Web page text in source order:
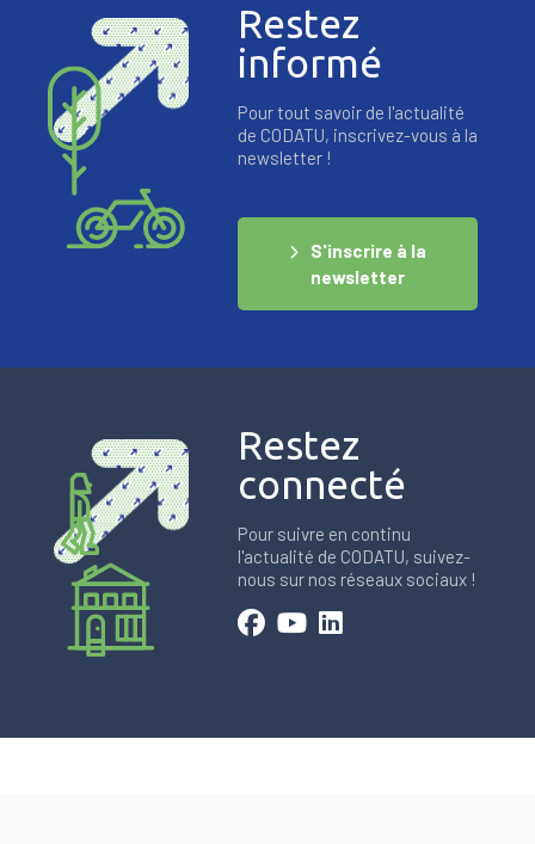
Restez
informé
Pour tout savoir de l'actualité
de CODATU, inscrivez-vous à la
newsletter !
S'inscrire à la
newsletter
Restez
connecté
Pour suivre en continu
l'actualité de CODATU, suivez-
nous sur nos réseaux sociaux !